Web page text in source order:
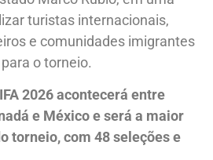
turistas internacionais,
e comunidades imigrantes
o torneio.
2026 acontecerá entre
e México e será a maior
torneio, com 48 seleções e